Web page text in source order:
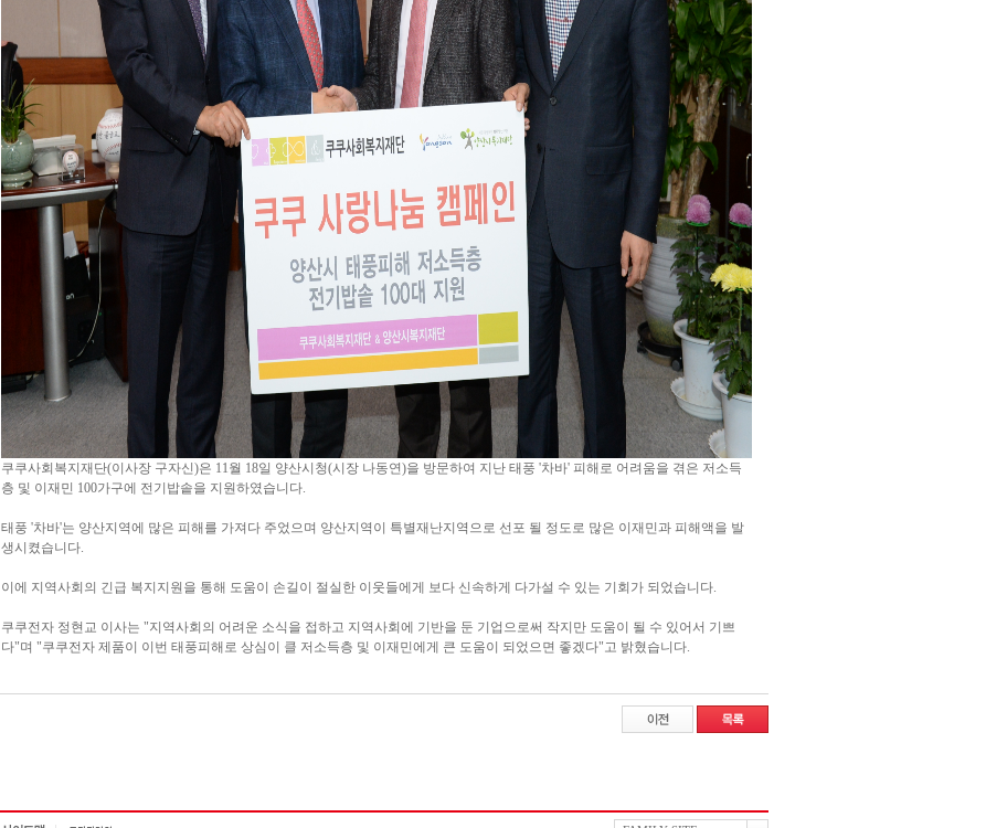
쿠쿠사회복지재단(이사장 구자신)은 11월 18일 양산시청(시장 나동연)을 방문하여 지난 태풍 '차바' 피해로 어려움을 겪은 저소득
층 및 이재민 100가구에 전기밥솥을 지원하였습니다.
태풍 '차바'는 양산지역에 많은 피해를 가져다 주었으며 양산지역이 특별재난지역으로 선포 될 정도로 많은 이재민과 피해액을 발
생시켰습니다.
이에 지역사회의 긴급 복지지원을 통해 도움이 손길이 절실한 이웃들에게 보다 신속하게 다가설 수 있는 기회가 되었습니다.
쿠쿠전자 정현교 이사는 "지역사회의 어려운 소식을 접하고 지역사회에 기반을 둔 기업으로써 작지만 도움이 될 수 있어서 기쁘
다"며 "쿠쿠전자 제품이 이번 태풍피해로 상심이 클 저소득층 및 이재민에게 큰 도움이 되었으면 좋겠다"고 밝혔습니다.